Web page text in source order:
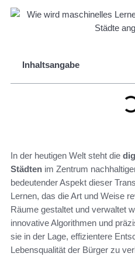
Inhaltsangabe
In der heutigen Welt steht die
Städten im Zentrum
bedeutender Aspekt dieser
Lernen, das die Art und Weise
Räume gestaltet und verwaltet
innovative Algorithmen und
sie in der Lage, effizientere
Lebensqualität der Bürger zu